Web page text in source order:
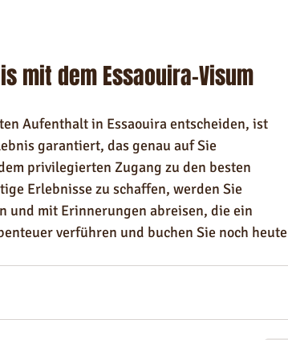
mit dem Essaouira-Visum
Aufenthalt in Essaouira entscheiden, ist
garantiert, das genau auf Sie
privilegierten Zugang zu den besten
Erlebnisse zu schaffen, werden Sie
und mit Erinnerungen abreisen, die ein
verführen und buchen Sie noch heute